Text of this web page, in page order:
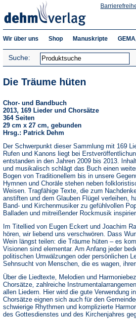
Wir über uns Shop Manuskripte
Suche:
Die Träume hüten
Chor- und Bandbuch
2013, 169 Lieder und Chorsätze
364 Seiten
29 cm x 27 cm, gebunden
Hrsg.: Patrick Dehm
Der Schwerpunkt dieser Sammlung mit 169
Rufen und Kanons liegt bei
entstanden in den Jahren 2009 bis 2013.
und musikalisch schlägt das Buch einen
Bogen von Traditionellem bis in unsere
Hymnen und Choräle stehen neben
Weisen. Tragfähige Texte, die zum
anstiften und dem Glauben Flügel verleihen,
Band- und Kirchenmusiker zu gefühlvollen
Balladen und mitreißender Rockmusik
Im Titellied von Eugen Eckert und Joachim
hören, wir liebend uns verschwören. Dass
Wein längst teilen: die Träume hüten – es
Visionen sind elementar. Am Anfang jeder
politischen Umwälzungen oder persönlichen
Sehnsucht von Menschen, die es wagen,
Über die Liedtexte, Melodien und
Chorsätze, zahlreiche
allen Liedern. Hier wird die gute Verwendung
Chorsätze eignen sich auch für den
schwierige Rhythmen und komplizierte
des Gottesdienstes und des Kirchenjahres